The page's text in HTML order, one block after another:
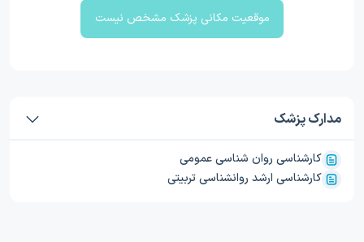
موقعیت مکانی پزشک مشخص نیست
مدارک پزشک
کارشناسی روان شناسی عمومی
کارشناسی ارشد روانشناسی تربیتی